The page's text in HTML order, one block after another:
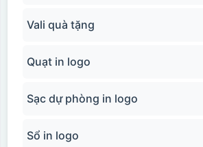
Vali quà tặng
Quạt in logo
Sạc dự phòng in logo
Sổ in logo